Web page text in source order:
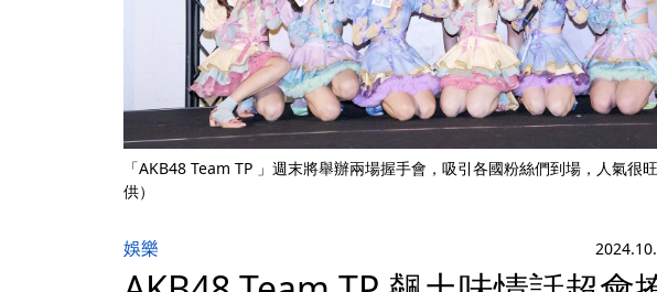
「AKB48 Team TP 」週末將舉辦兩場握手會，吸引各國粉絲們到場，人氣很
供）
娛樂